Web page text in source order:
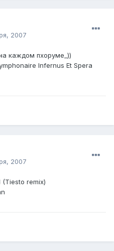
2007
каждом пхоруме_))
Infernus Et Spera
2007
remix)